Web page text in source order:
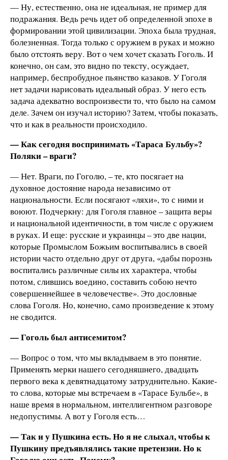
— Ну, естественно, она не идеальная, не пример для
подражания. Ведь речь идет об определенной эпохе в
формировании этой цивилизации. Эпоха была трудная,
болезненная. Тогда только с оружием в руках и можно
было отстоять веру. Вот о чем хочет сказать Гоголь. И
конечно, он сам, это видно по тексту, осуждает,
например, беспробудное пьянство казаков. У Гоголя
нет задачи нарисовать идеальный образ. У него есть
задача адекватно воспроизвести то, что было на самом
деле. Зачем он изучал историю? Затем, чтобы показать,
что и как в реальности происходило.
— Как сегодня воспринимать «Тараса Бульбу»?
Поляки – враги?
— Нет. Враги, по Гоголю, – те, кто посягает на
духовное достояние народа независимо от
национальности. Если посягают «ляхи», то с ними и
воюют. Подчеркну: для Гоголя главное – защита веры
и национальной идентичности, в том числе с оружием
в руках. И еще: русские и украинцы – это две нации,
которые Промыслом Божьим воспитывались в своей
истории часто отдельно друг от друга, «дабы порознь
воспитались различные силы их характера, чтобы
потом, слившись воедино, составить собою нечто
совершеннейшее в человечестве». Это дословные
слова Гоголя. Но, конечно, само произведение к этому
не сводится.
— Гоголь был антисемитом?
— Вопрос о том, что мы вкладываем в это понятие.
Применять мерки нашего сегодняшнего, двадцать
первого века к девятнадцатому затруднительно. Какие-
то слова, которые мы встречаем в «Тарасе Бульбе», в
наше время в нормальном, интеллигентном разговоре
недопустимы. А вот у Гоголя есть…
— Так и у Пушкина есть. Но я не слыхал, чтобы к
Пушкину предъявлялись такие претензии. Но к